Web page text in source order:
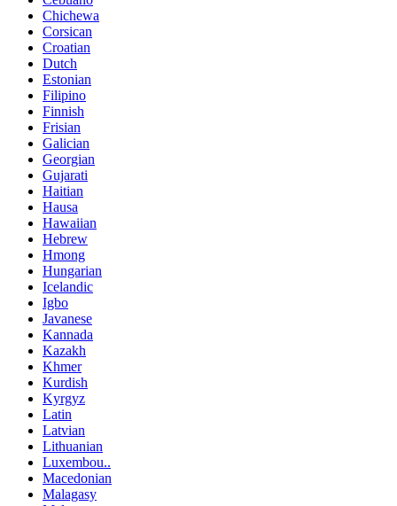
Chichewa
Corsican
Croatian
Dutch
Estonian
Filipino
Finnish
Frisian
Galician
Georgian
Gujarati
Haitian
Hausa
Hawaiian
Hebrew
Hmong
Hungarian
Icelandic
Igbo
Javanese
Kannada
Kazakh
Khmer
Kurdish
Kyrgyz
Latin
Latvian
Lithuanian
Luxembou..
Macedonian
Malagasy